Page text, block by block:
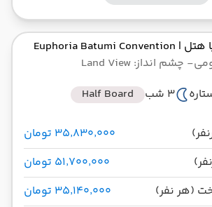
هتل | Euphoria Batumi Convention
- چشم انداز: Land View
3 شب Half Board
۳۵٬۸۳۰٬۰۰۰ تومان
۵۱٬۷۰۰٬۰۰۰ تومان
(هر نفر)
۳۵٬۱۴۰٬۰۰۰ تومان